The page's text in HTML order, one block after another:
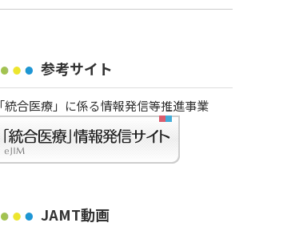
参考サイト
「統合医療」に係る情報発信等推進事業
JAMT動画